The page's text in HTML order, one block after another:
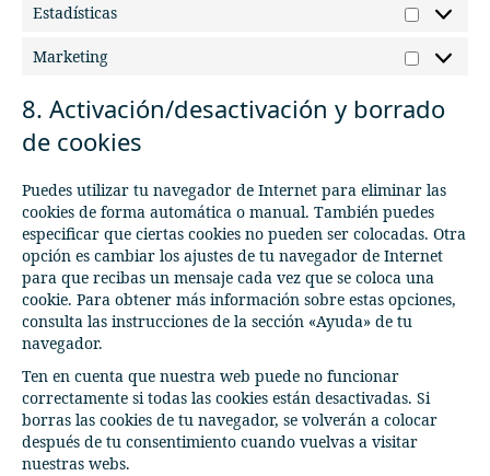
Estadísticas
Marketing
8. Activación/desactivación y borrado
de cookies
Puedes utilizar tu navegador de Internet para eliminar las
cookies de forma automática o manual. También puedes
especificar que ciertas cookies no pueden ser colocadas. Otra
opción es cambiar los ajustes de tu navegador de Internet
para que recibas un mensaje cada vez que se coloca una
cookie. Para obtener más información sobre estas opciones,
consulta las instrucciones de la sección «Ayuda» de tu
navegador.
Ten en cuenta que nuestra web puede no funcionar
correctamente si todas las cookies están desactivadas. Si
borras las cookies de tu navegador, se volverán a colocar
después de tu consentimiento cuando vuelvas a visitar
nuestras webs.